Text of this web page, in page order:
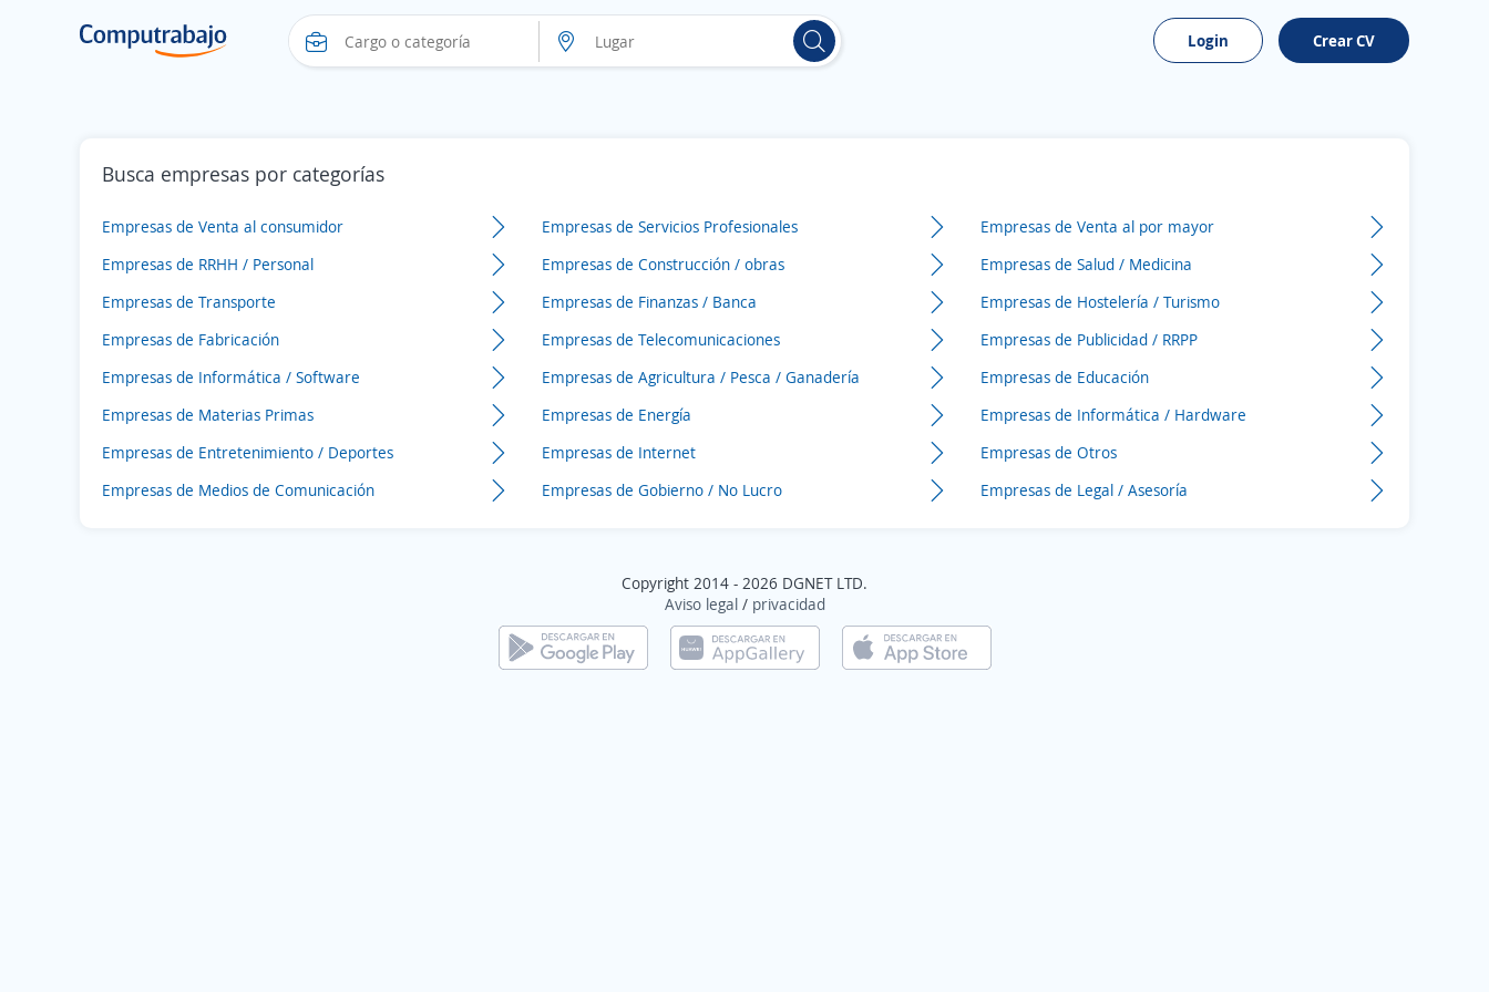
Login Crear CV
Busca empresas por categorías
Empresas de Venta al consumidor Empresas de Servicios Profesionales
Empresas de Venta al por mayor
Empresas de RRHH / Personal
Empresas de Construcción / obras
Empresas de Salud / Medicina
Empresas de Transporte
Empresas de Finanzas / Banca
Empresas de Hostelería / Turismo
Empresas de Fabricación
Empresas de Telecomunicaciones
Empresas de Publicidad / RRPP
Empresas de Informática / Software
Empresas de Agricultura / Pesca / Ganadería
Empresas de Educación
Empresas de Materias Primas
Empresas de Energía
Empresas de Informática / Hardware
Empresas de Entretenimiento / Deportes
Empresas de Internet
Empresas de Otros
Empresas de Medios de Comunicación
Empresas de Gobierno / No Lucro Empresas de Legal / Asesoría
Copyright 2014 - 2026 DGNET LTD.
Aviso legal/ privacidad